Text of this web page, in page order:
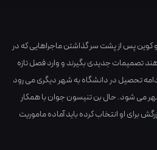
: بن تن، گون و کوین پس از پشت سر گذاشتن ماجراهایی که در
تصمیمات جدیدی بگیرند و وارد فصل تازه
تحصیل در دانشگاه به شهر دیگری می رود
می شود. حال بن تنیسون جوان با همکار
برای او انتخاب کرده باید آماده ماموریت